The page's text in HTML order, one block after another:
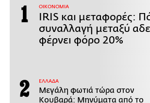
ΟΙΚΟΝΟΜΙΑ
IRIS και μεταφορές:
συναλλαγή μεταξύ
φέρνει φόρο 20%
ΕΛΛΑΔΑ
Μεγάλη φωτιά τώρα στον
Κουβαρά: Μηνύματα από το